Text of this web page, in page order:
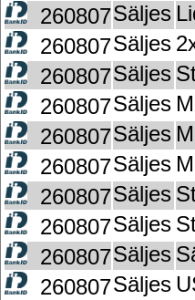
260807Säljes
260807Säljes
260807Säljes
260807Säljes
260807Säljes
260807Säljes
260807Säljes
260807Säljes
260807Säljes
260807Säljes